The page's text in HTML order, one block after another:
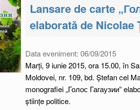
Lansare de carte
elaborată de Nicolae
Data eveniment: 06/09/2015
Marți, 9 iunie 2015, ora 15.00, în
Moldovei, nr. 109, bd. Ștefan cel
monografiei „Голос Гагаузии”
științe politice.